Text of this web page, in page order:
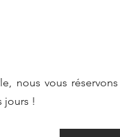
nous vous
jours !